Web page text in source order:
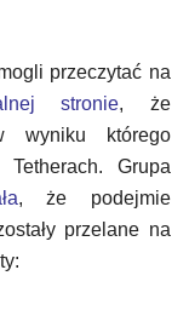
przeczytać na
stronie, że
wyniku którego
Grupa
, że podejmie
przelane na